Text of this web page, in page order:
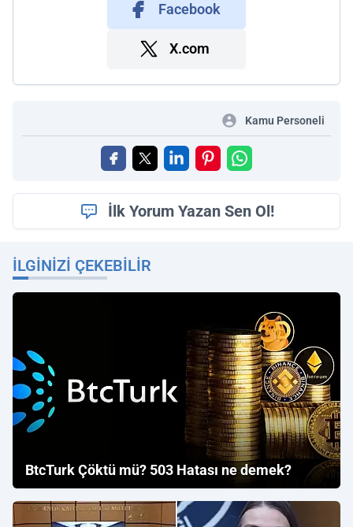
Facebook
X.com
Kamu Personeli
İlk Yorum Yazan Sen Ol!
İLGINIZI ÇEKEBILIR
BtcTurk Çöktü mü? 503 Hatası ne demek?